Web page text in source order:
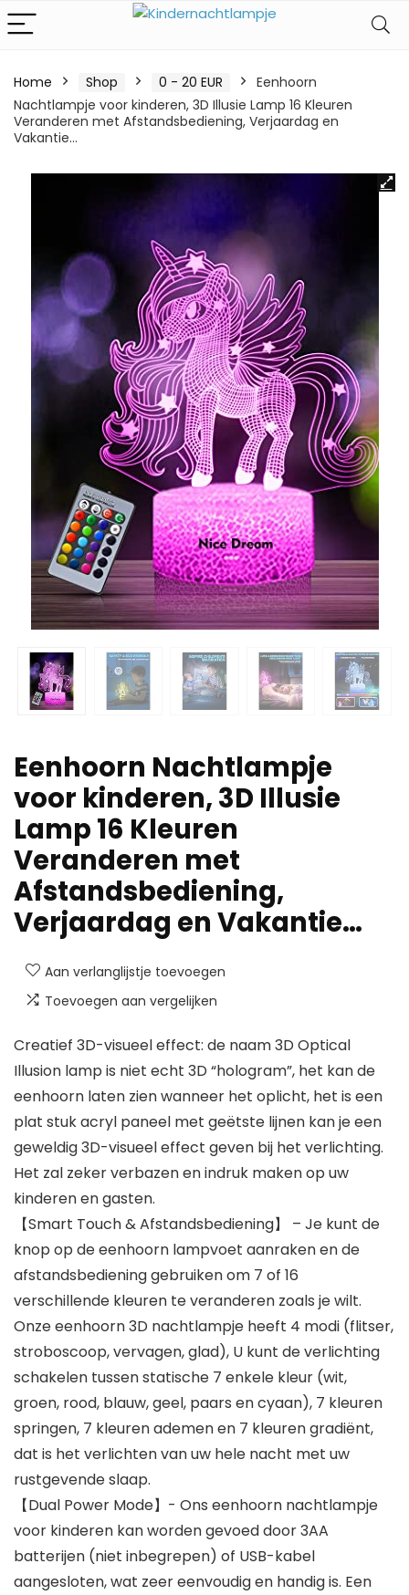
Home Shop 0 - 20 EUR
Eenhoorn
Nachtlampje voor kinderen, 3D Illusie Lamp 16 Kleuren
Veranderen met Afstandsbediening, Verjaardag en
Vakantie…
Eenhoorn Nachtlampje
voor kinderen, 3D Illusie
Lamp 16 Kleuren
Veranderen met
Afstandsbediening,
Verjaardag en Vakantie…
Aan verlanglijstje toevoegen
Toevoegen aan vergelijken
Creatief 3D-visueel effect: de naam 3D Optical
Illusion lamp is niet echt 3D “hologram”, het kan de
eenhoorn laten zien wanneer het oplicht, het is een
plat stuk acryl paneel met geëtste lijnen kan je een
geweldig 3D-visueel effect geven bij het verlichting.
Het zal zeker verbazen en indruk maken op uw
kinderen en gasten.
【Smart Touch & Afstandsbediening】 – Je kunt de
knop op de eenhoorn lampvoet aanraken en de
afstandsbediening gebruiken om 7 of 16
verschillende kleuren te veranderen zoals je wilt.
Onze eenhoorn 3D nachtlampje heeft 4 modi (flitser,
stroboscoop, vervagen, glad), U kunt de verlichting
schakelen tussen statische 7 enkele kleur (wit,
groen, rood, blauw, geel, paars en cyaan), 7 kleuren
springen, 7 kleuren ademen en 7 kleuren gradiënt,
dat is het verlichten van uw hele nacht met uw
rustgevende slaap.
【Dual Power Mode】- Ons eenhoorn nachtlampje
voor kinderen kan worden gevoed door 3AA
batterijen (niet inbegrepen) of USB-kabel
aangesloten, wat zeer eenvoudig en handig is. Een